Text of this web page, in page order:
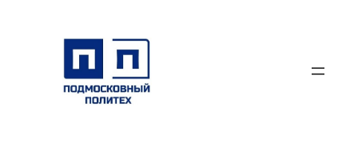
содержимому